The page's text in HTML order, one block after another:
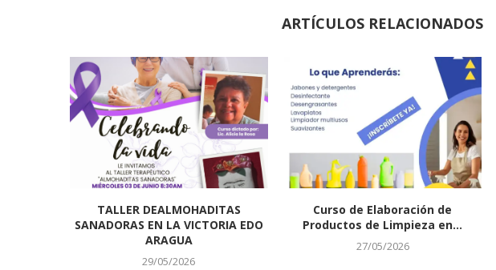
ARTÍCULOS RELACIONADOS
TALLER DEALMOHADITAS
SANADORAS EN LA VICTORIA EDO
ARAGUA
29/05/2026
Curso de Elaboración de
Productos de Limpieza en...
27/05/2026